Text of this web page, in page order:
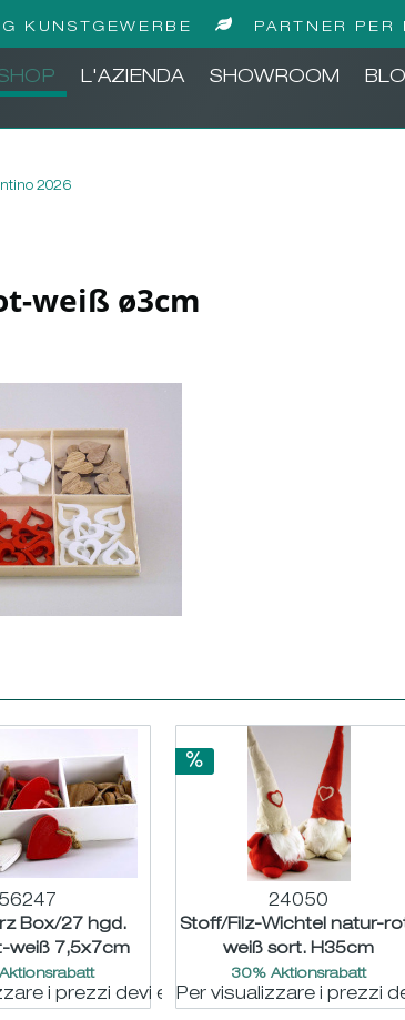
KUNSTGEWERBE PARTNER PER
L'AZIENDA SHOWROOM
2026
weiß ø3cm
56247
Box/27 hgd.
weiß 7,5x7cm
i prezzi devi essere registrato
24050
Stoff/Filz-Wichtel natur-
weiß sort. H35cm
30% Aktionsrabatt
Per visualizzare i prezzi